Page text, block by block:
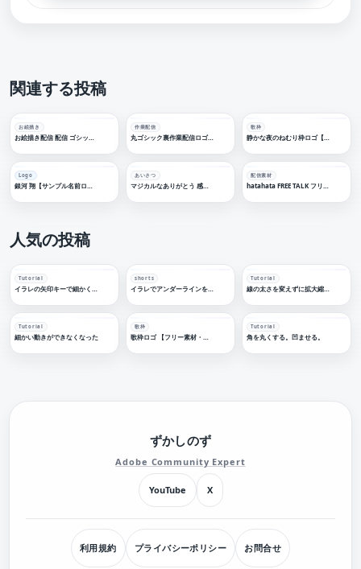
関連する投稿
お絵描き 作業配信
丸ゴシック裏作業配信ロゴ 【フリー素材・サムネ素材】
歌枠
Logo あいさつ 配信素材
人気の投稿
Tutorial shorts Tutorial
Tutorial
細かい動きができなくなった
歌枠 Tutorial
角を丸くする。凹ませる。
ずかしのず
Adobe Community Expert
YouTube X
利用規約 プライバシーポリシー お問合せ